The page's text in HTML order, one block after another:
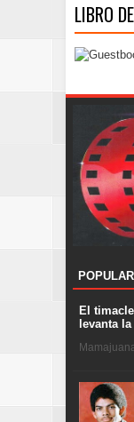
LIBRO
El
levanta